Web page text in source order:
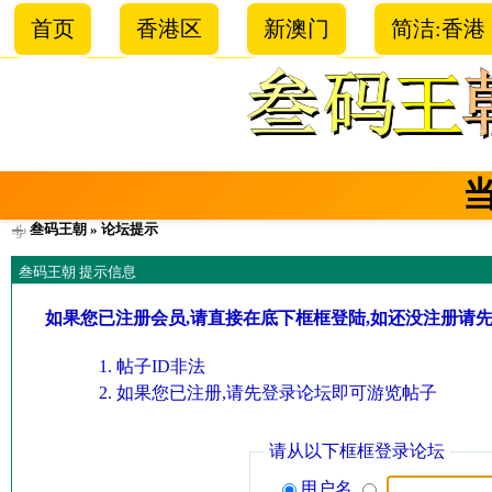
首页 香港区 新澳门 简洁:香港
叁码王朝 » 论坛提示
叁码王朝 提示信息
如果您已注册会员,请直接在底下框框登陆,如还没注册请
帖子ID非法
如果您已注册,请先登录论坛即可游览帖子
请从以下框框登录论坛
用户名